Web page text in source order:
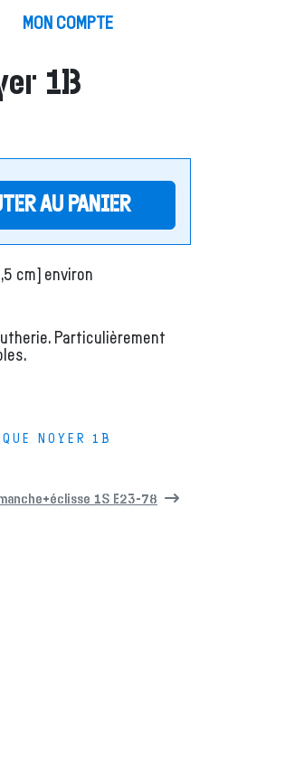
MON COMPTE
1B
AU PANIER
cm] environ
Particulièrement
NOYER 1B
1S E23-78